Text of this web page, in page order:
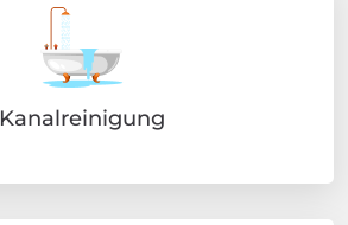
Kanalreinigung